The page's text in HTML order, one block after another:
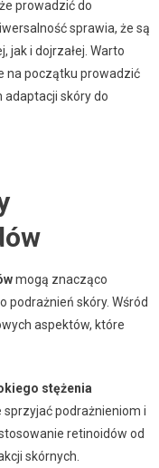
prowadzić do
sprawia, że są
jak i dojrzałej. Warto
na początku prowadzić
skóry do
mogą znacząco
podrażnień skóry. Wśród
aspektów, które
stężenia
sprzyjać podrażnieniom i
retinoidów od
skórnych.